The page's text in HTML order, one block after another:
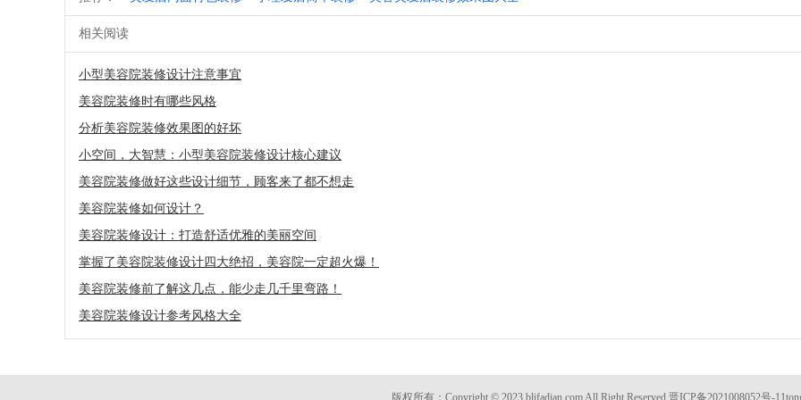
相关阅读
小型美容院装修设计注意事宜
美容院装修时有哪些风格
分析美容院装修效果图的好坏
小空间，大智慧：小型美容院装修设计核心建议
美容院装修做好这些设计细节，顾客来了都不想走
美容院装修如何设计？
美容院装修设计：打造舒适优雅的美丽空间
掌握了美容院装修设计四大绝招，美容院一定超火爆！
美容院装修前了解这几点，能少走几千里弯路！
美容院装修设计参考风格大全
版权所有：Copyright © 2023 blifadian.com All Right Reserved 晋ICP备2021008052号-11